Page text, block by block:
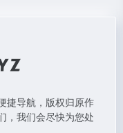
捷导航，版权归原作
，我们会尽快为您处